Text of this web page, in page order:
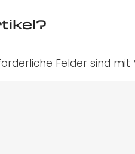
Felder sind mit